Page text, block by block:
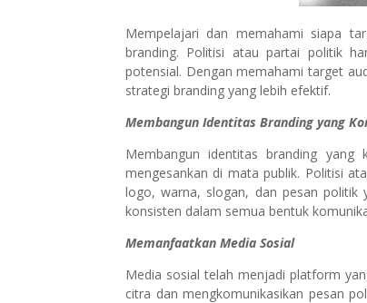
Mempelajari dan memahami siapa
branding. Politisi atau partai politik
potensial. Dengan memahami target
strategi branding yang lebih efektif.
Membangun Identitas Branding yang
Membangun identitas branding
mengesankan di mata publik. Politisi
logo, warna, slogan, dan pesan politik
konsisten dalam semua bentuk
Memanfaatkan Media Sosial
Media sosial telah menjadi platform
citra dan mengkomunikasikan pesan